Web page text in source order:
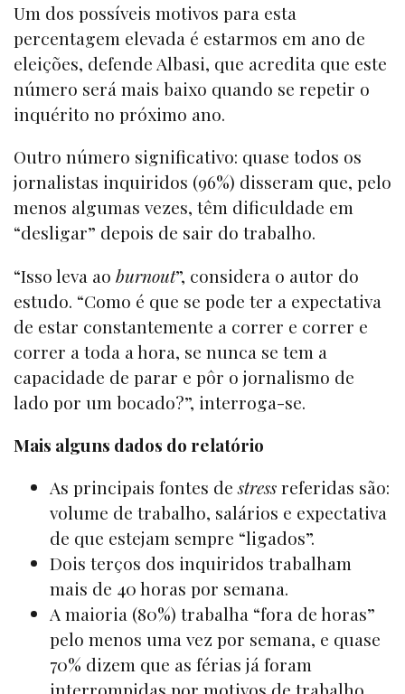
Um dos possíveis motivos para esta
percentagem elevada é estarmos em ano de
eleições, defende Albasi, que acredita que este
número será mais baixo quando se repetir o
inquérito no próximo ano.
Outro número significativo: quase todos os
jornalistas inquiridos (96%) disseram que, pelo
menos algumas vezes, têm dificuldade em
“desligar” depois de sair do trabalho.
“Isso leva ao burnout”, considera o autor do
estudo. “Como é que se pode ter a expectativa
de estar constantemente a correr e correr e
correr a toda a hora, se nunca se tem a
capacidade de parar e pôr o jornalismo de
lado por um bocado?”, interroga-se.
Mais alguns dados do relatório
As principais fontes destressreferidas são:
volume de trabalho, salários e expectativa
de que estejam sempre “ligados”.
Dois terços dos inquiridos trabalham
mais de 40 horas por semana.
A maioria (80%) trabalha “fora de horas”
pelo menos uma vez por semana, e quase
70% dizem que as férias já foram